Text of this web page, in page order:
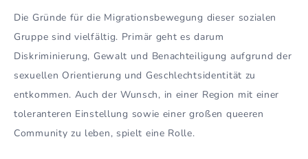
Die Gründe für die Migrationsbewegung dieser sozialen
Gruppe sind vielfältig. Primär geht es darum
Diskriminierung, Gewalt und Benachteiligung aufgrund der
sexuellen Orientierung und Geschlechtsidentität zu
entkommen. Auch der Wunsch, in einer Region mit einer
toleranteren Einstellung sowie einer großen queeren
Community zu leben, spielt eine Rolle.